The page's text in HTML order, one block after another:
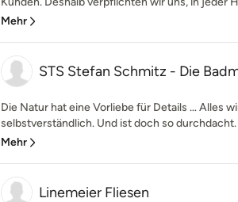
Mehr
STS Stefan Schmitz - Die
Die Natur hat eine Vorliebe für Details … Alles
selbstverständlich. Und ist doch so durchdacht.
Mehr
Linemeier Fliesen